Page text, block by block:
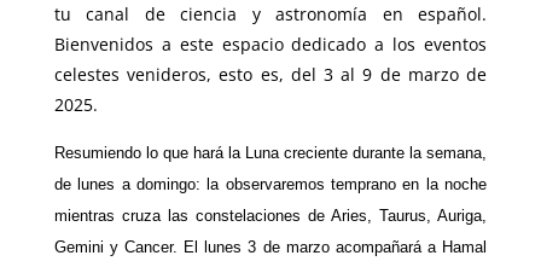
tu canal de ciencia y astronomía en español.
Bienvenidos a este espacio dedicado a los eventos
celestes venideros, esto es, del 3 al 9 de marzo de
2025.
Resumiendo lo que hará la Luna creciente durante la semana,
de lunes a domingo: la observaremos temprano en la noche
mientras cruza las constelaciones de Aries, Taurus, Auriga,
Gemini y Cancer. El lunes 3 de marzo acompañará a Hamal